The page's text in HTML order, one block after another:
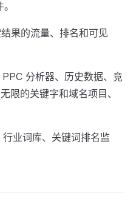
果的流量、排名和可见
PPC 分析器、历史数据、竞
限的关键字和域名项目、
业词库、关键词排名监